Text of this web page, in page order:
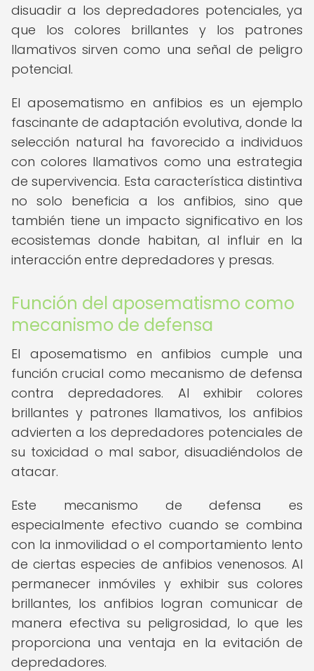
disuadir a los depredadores potenciales, ya
que los colores brillantes y los patrones
llamativos sirven como una señal de peligro
potencial.
El aposematismo en anfibios es un ejemplo
fascinante de adaptación evolutiva, donde la
selección natural ha favorecido a individuos
con colores llamativos como una estrategia
de supervivencia. Esta característica distintiva
no solo beneficia a los anfibios, sino que
también tiene un impacto significativo en los
ecosistemas donde habitan, al influir en la
interacción entre depredadores y presas.
Función del aposematismo como
mecanismo de defensa
El aposematismo en anfibios cumple una
función crucial como mecanismo de defensa
contra depredadores. Al exhibir colores
brillantes y patrones llamativos, los anfibios
advierten a los depredadores potenciales de
su toxicidad o mal sabor, disuadiéndolos de
atacar.
Este mecanismo de defensa es
especialmente efectivo cuando se combina
con la inmovilidad o el comportamiento lento
de ciertas especies de anfibios venenosos. Al
permanecer inmóviles y exhibir sus colores
brillantes, los anfibios logran comunicar de
manera efectiva su peligrosidad, lo que les
proporciona una ventaja en la evitación de
depredadores.